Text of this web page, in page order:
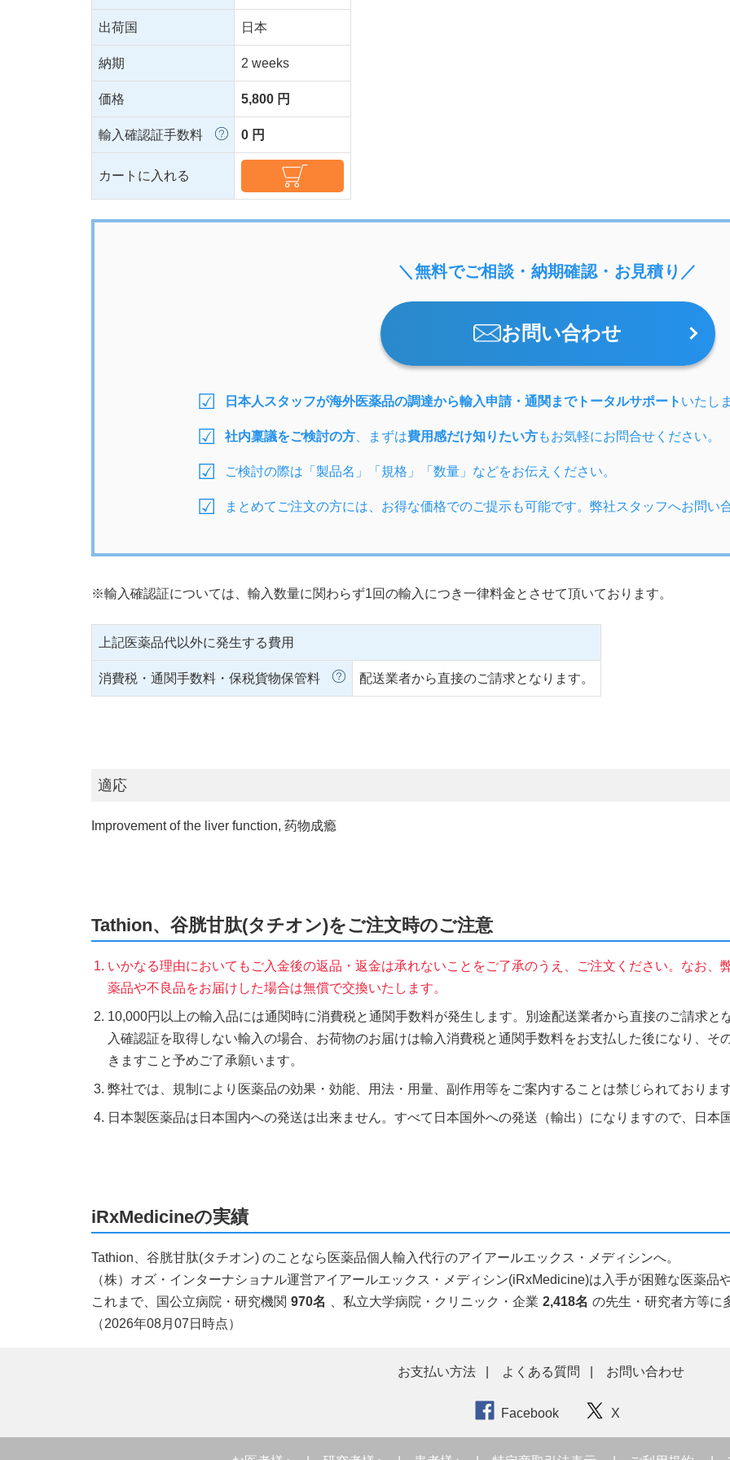
出荷国 日本
納期 2 weeks
価格 5,800 円
輸入確認証手数料 0 円
カートに入れる
＼無料でご相談・納期確認・お見積り／
お問い合わせ
日本人スタッフが海外医薬品の調達から輸入申請・通関までトータルサポート いたし
社内稟議をご検討の方 、まずは費用感だけ知りたい方もお気軽にお問合せください。
ご検討の際は「製品名」「規格」「数量」などをお伝えください。
まとめてご注文の方には、お得な価格でのご提示も可能です。弊社スタッフへお問い
※輸入確認証については、輸入数量に関わらず1回の輸入につき一律料金とさせて頂いております。
上記医薬品代以外に発生する費用
消費税・通関手数料・保税貨物保管料 配送業者から直接のご請求となります。
適応
Improvement of the liver function, 药物成瘾
Tathion、谷胱甘肽(タチオン)をご注文時のご注意
いかなる理由においてもご入金後の返品・返金は承れないことをご了承のうえ、ご注文ください。なお、
薬品や不良品をお届けした場合は無償で交換いたします。
10,000円以上の輸入品には通関時に消費税と通関手数料が発生します。別途配送業者から直接のご請求
入確認証を取得しない輸入の場合、お荷物のお届けは輸入消費税と通関手数料をお支払した後になり、そ
きますこと予めご了承願います。
弊社では、規制により医薬品の効果・効能、用法・用量、副作用等をご案内することは禁じられております
日本製医薬品は日本国内への発送は出来ません。すべて日本国外への発送（輸出）になりますので、日本
iRxMedicineの実績
Tathion、谷胱甘肽(タチオン) のことなら医薬品個人輸入代行のアイアールエックス・メディシンへ。
（株）オズ・インターナショナル運営アイアールエックス・メディシン(iRxMedicine)は入手が困難な医薬品
これまで、国公立病院・研究機関 970名 、私立大学病院・クリニック・企業 2,418名 の先生・研究者方等に
（2026年08月07日時点）
お支払い方法 よくある質問 お問い合わせ
Facebook X